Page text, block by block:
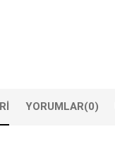
YORUMLAR(0)